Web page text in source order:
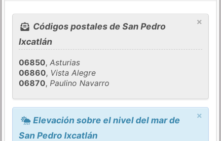
×
Códigos postales de San Pedro
Ixcatlán
06850,Asturias
06860, Vista Alegre
06870,Paulino Navarro
×
Elevación sobre el nivel del mar de
San Pedro Ixcatlán